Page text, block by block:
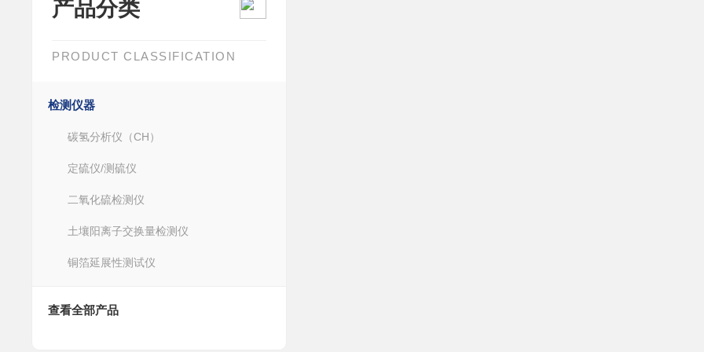
产品分类
PRODUCT CLASSIFICATION
检测仪器
碳氢分析仪（CH）
定硫仪/测硫仪
二氧化硫检测仪
土壤阳离子交换量检测仪
铜箔延展性测试仪
查看全部产品